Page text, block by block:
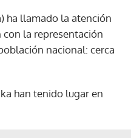
ha llamado la atención
la representación
nacional: cerca
han tenido lugar en